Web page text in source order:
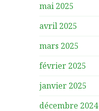
mai 2025
avril 2025
mars 2025
février 2025
janvier 2025
décembre 2024